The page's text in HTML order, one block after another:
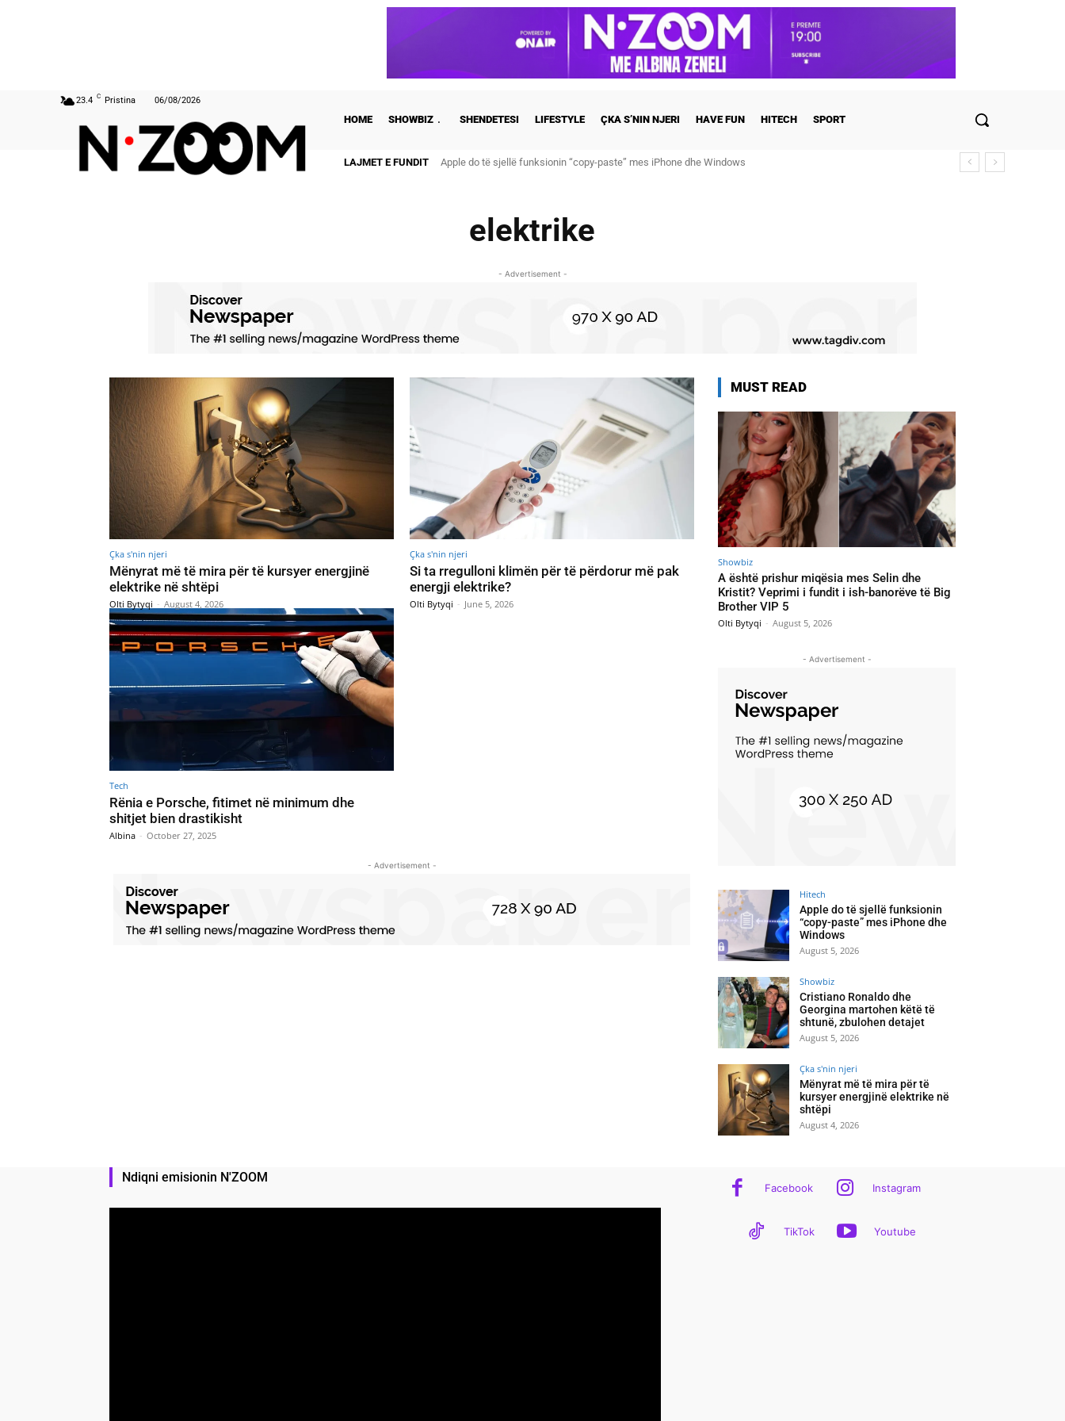
23.4 C Pristina 06/08/2026
HOME SHOWBIZ SHENDETESI LIFESTYLE ÇKA S’NIN NJERI HAVE FUN HITECH SPORT
LAJMET E FUNDIT Apple do të sjellë funksionin “copy-paste” mes iPhone dhe Windows
elektrike
- Advertisement -
Çka s'nin njeri
Mënyrat më të mira për të kursyer energjinë
elektrike në shtëpi
Olti Bytyqi - August 4, 2026
Çka s'nin njeri
Si ta rregulloni klimën për të përdorur më pak
energji elektrike?
Olti Bytyqi - June 5, 2026
Tech
Rënia e Porsche, fitimet në minimum dhe
shitjet bien drastikisht
Albina - October 27, 2025
- Advertisement -
MUST READ
Showbiz
A është prishur miqësia mes Selin dhe
Kristit? Veprimi i fundit i ish-banorëve të Big
Brother VIP 5
Olti Bytyqi - August 5, 2026
- Advertisement -
Hitech
Apple do të sjellë funksionin
“copy-paste” mes iPhone dhe
Windows
August 5, 2026
Showbiz
Cristiano Ronaldo dhe
Georgina martohen këtë të
shtunë, zbulohen detajet
August 5, 2026
Çka s'nin njeri
Mënyrat më të mira për të
kursyer energjinë elektrike në
shtëpi
August 4, 2026
Ndiqni emisionin N'ZOOM
Facebook Instagram
TikTok Youtube